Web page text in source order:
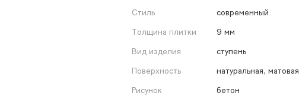
Стиль
современный
Толщина плитки
9 мм
Вид изделия
ступень
Поверхность
натуральная, матовая
Рисунок
бетон